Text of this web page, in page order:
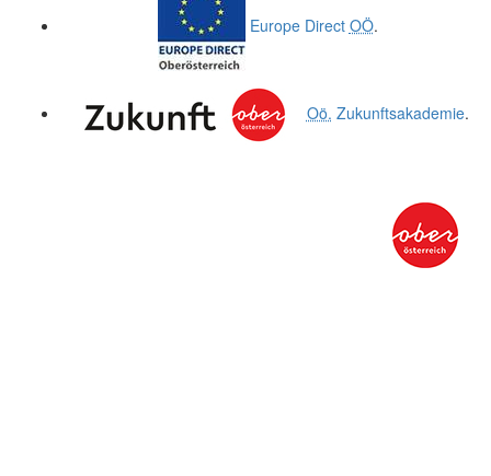
Europe Direct OÖ.
Oö. Zukunftsakademie.